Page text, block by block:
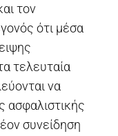
τον
ότι μέσα
τελευταία
να
ασφαλιστικής
συνείδηση